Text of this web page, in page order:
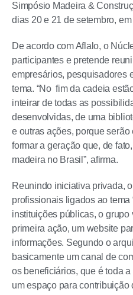
Simpósio Madeira &
dias 20 e 21 de setembro,
De acordo com Aflalo, o
participantes e pretende
empresários, pesquisadores
tema. “No fim da cadeia
inteirar de todas as
desenvolvidas, de uma
e outras ações, porque
formar a geração que, de
madeira no Brasil”, afirma.
Reunindo iniciativa privada,
profissionais ligados ao tema
instituições públicas, o grupo
primeira ação, um website
informações. Segundo o
basicamente um canal de
os beneficiários, que é toda
um espaço para